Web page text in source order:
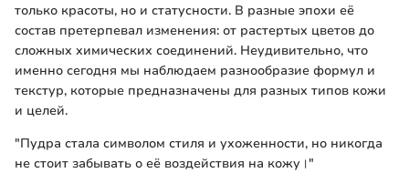
только красоты, но и статусности. В разные эпохи её
состав претерпевал изменения: от растертых цветов до
сложных химических соединений. Неудивительно, что
именно сегодня мы наблюдаем разнообразие формул и
текстур, которые предназначены для разных типов кожи
и целей.
"Пудра стала символом стиля и ухоженности, но никогда
не стоит забывать о её воздействия на кожу।"